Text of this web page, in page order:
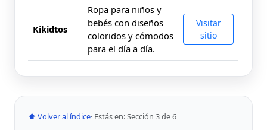
Kikidtos
Ropa para niños y
bebés con diseños
coloridos y cómodos
para el día a día.
Visitar
sitio
⬆ Volver al índice· Estás en: Sección 3 de 6